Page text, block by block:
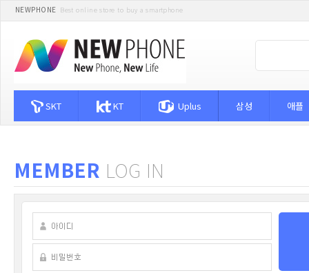
NEWPHONE Best online store to buy a smartphone
SKT KT Uplus 삼성 애플
MEMBER LOG IN